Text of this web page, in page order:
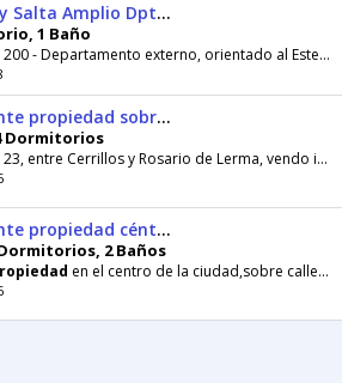
Dorrego y Salta Amplio Dpto de 1 Dormitorio Externo. Vende Uno Propiedades
1 Baño
Dorrego al 200 - Departamento externo, orientado al Este, con balcón terraza, entrega en Mayo de 2021. La mejor ubicación; a pocas cuadras del río...
Importante propiedad sobre ruta 23
Dormitorios
Sobre Ruta 23, entre Cerrillos y Rosario de Lerma, vendo importante
Importante propiedad céntrica en venta
Dormitorios, 2 Baños
en el centro de la ciudad,sobre calle Urquiza.La misma se desarrolla en tres